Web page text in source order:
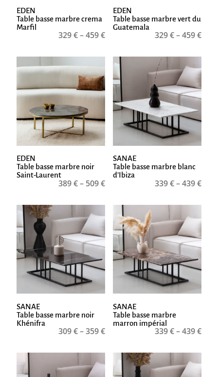
EDEN
Table basse marbre crema
Marfil
329€–459€
EDEN
Table basse marbre vert du
Guatemala
329€–459€
EDEN
Table basse marbre noir
Saint-Laurent
389€– 509€
SANAE
Table basse marbre blanc
d’Ibiza
339€–439€
SANAE
Table basse marbre noir
Khénifra
309€–359€
SANAE
Table basse marbre
marron impérial
339€–439€